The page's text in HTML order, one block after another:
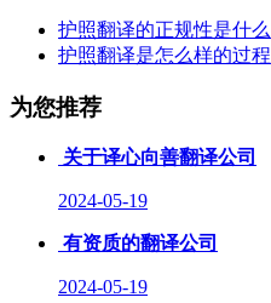
护照翻译的正规性是什么
护照翻译是怎么样的过程
为您推荐
关于译心向善翻译公司
2024-05-19
有资质的翻译公司
2024-05-19